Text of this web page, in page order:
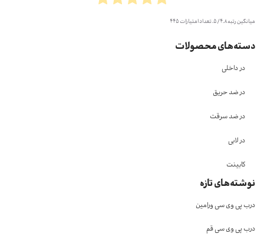
دسته‌های محصولات
در داخلی
در ضد حریق
در ضد سرقت
در لابی
کابینت
نوشته‌های تازه
درب پی وی سی ورامین
درب پی وی سی قم
میانگین رتبه4.8/ 5. تعداد امتیازات 445